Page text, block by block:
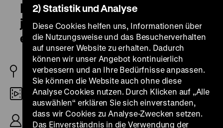
Bingo – toletzt entscheed
jümmers dat Glück, zuletzt
entscheidet immer das Glück
D 2011
DCP
R: Margot Neubert-Marić, Gisela Tuchtenhagen,
B: Gisela Tuchtenhagen, 84‘
2) Statistik und Analyse
Diese Cookies helfen uns, Informationen über
die Nutzungsweise und das Besucherverhalten
auf unserer Website zu erhalten. Dadurch
können wir unser Angebot kontinuierlich
verbessern und an Ihre Bedürfnisse anpassen.
Sie können die Website auch ohne diese
Analyse Cookies nutzen. Durch Klicken auf „Alle
auswählen“ erklären Sie sich einverstanden,
dass wir Cookies zu Analyse-Zwecken setzen.
Das Einverständnis in die Verwendung der